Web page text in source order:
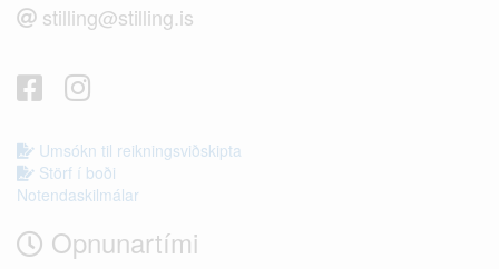
stilling@stilling.is
Umsókn til reikningsviðskipta
Störf í boði
Notendaskilmálar
Opnunartími